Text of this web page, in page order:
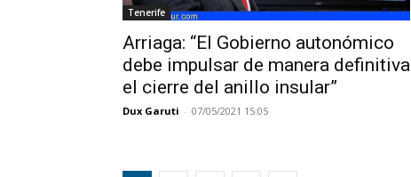
Tenerife
Arriaga: “El Gobierno autonómico
debe impulsar de manera definitiva
el cierre del anillo insular”
Dux Garuti - 07/05/2021 15:05